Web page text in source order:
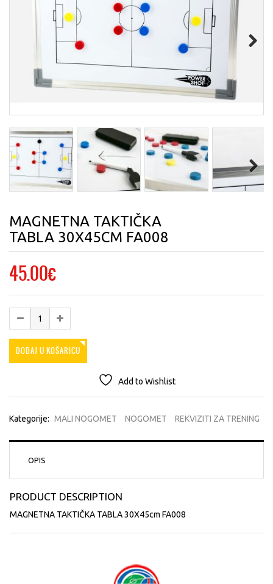
Next
MAGNETNA TAKTIČKA
TABLA 30X45CM FA008
45.00€
DODAJ U KOŠARICU
Add to Wishlist
Kategorije: MALI NOGOMET NOGOMET REKVIZITI ZA TRENING
OPIS
PRODUCT DESCRIPTION
MAGNETNA TAKTIČKA TABLA 30X45cm FA008